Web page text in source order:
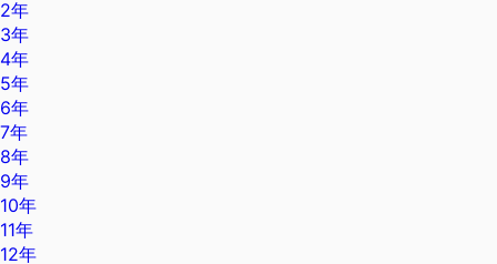
2年
3年
4年
5年
6年
7年
8年
9年
10年
11年
12年